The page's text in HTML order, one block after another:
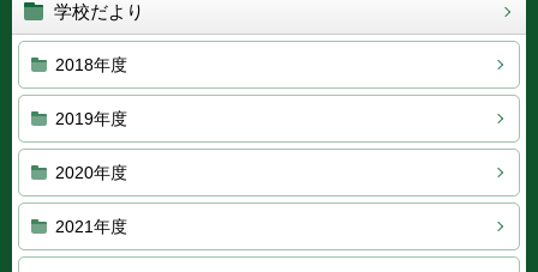
学校だより
2018年度
2019年度
2020年度
2021年度